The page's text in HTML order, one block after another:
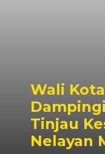
Wali
Tinjau
Nelayan